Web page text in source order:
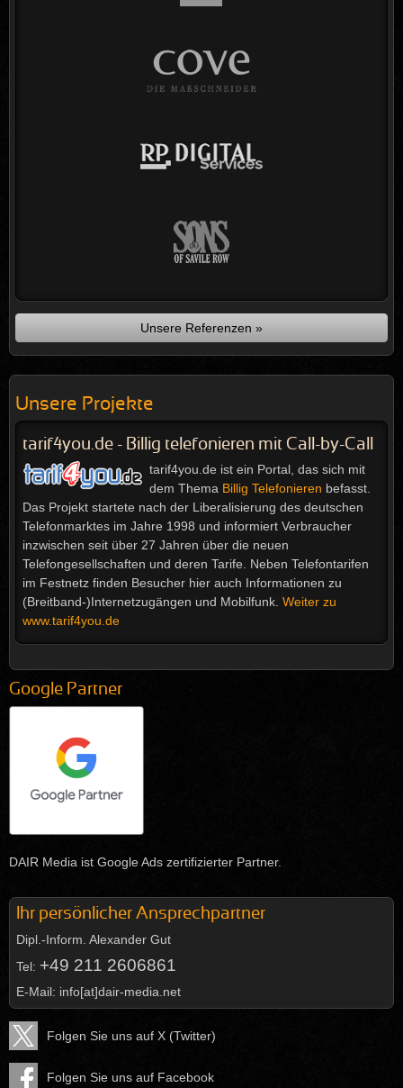
Unsere Referenzen »
Unsere Projekte
tarif4you.de - Billig telefonieren mit Call-by-Call
tarif4you.de ist ein Portal, das sich mit
dem Thema Billig Telefonieren befasst.
Das Projekt startete nach der Liberalisierung des deutschen
Telefonmarktes im Jahre 1998 und informiert Verbraucher
inzwischen seit über 27 Jahren über die neuen
Telefongesellschaften und deren Tarife. Neben Telefontarifen
im Festnetz finden Besucher hier auch Informationen zu
(Breitband-)Internetzugängen und Mobilfunk. Weiter zu
www.tarif4you.de
Google Partner
DAIR Media ist Google Ads zertifizierter Partner.
Ihr persönlicher Ansprechpartner
Dipl.-Inform. Alexander Gut
Tel: +49 211 2606861
E-Mail: info[at]dair-media.net
Folgen Sie uns auf X (Twitter)
Folgen Sie uns auf Facebook